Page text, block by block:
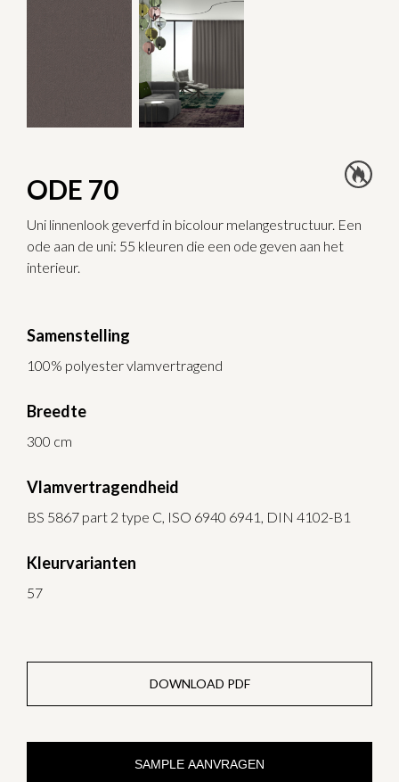
ODE 70
Uni linnenlook geverfd in bicolour melangestructuur. Een
ode aan de uni: 55 kleuren die een ode geven aan het
interieur.
Samenstelling
100% polyester vlamvertragend
Breedte
300 cm
Vlamvertragendheid
BS 5867 part 2 type C, ISO 6940 6941, DIN 4102-B1
Kleurvarianten
57
DOWNLOAD PDF
SAMPLE AANVRAGEN